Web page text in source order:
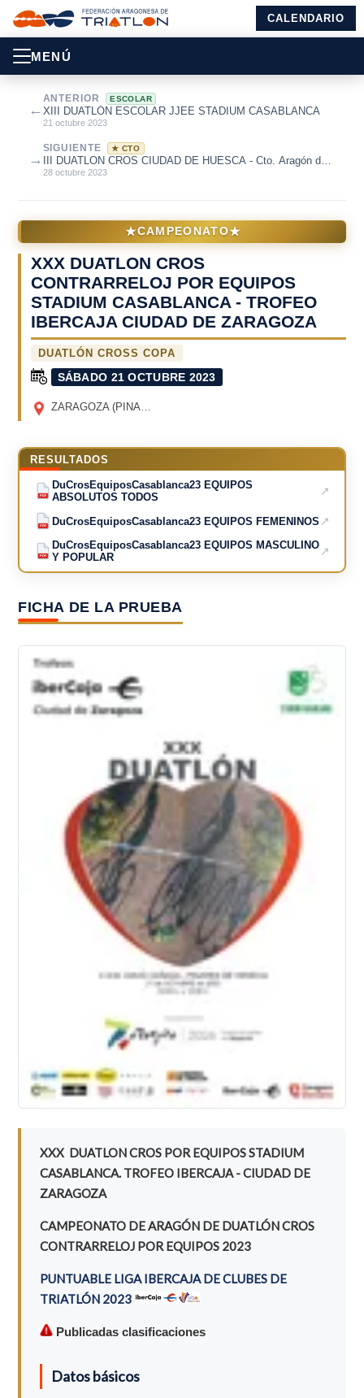
CALENDARIO
MENÚ
←
ANTERIOR ESCOLAR
XIII DUATLÓN ESCOLAR JJEE STADIUM CASABLANCA
21 octubre 2023
SIGUIENTE ★ CTO
III DUATLON CROS CIUDAD DE HUESCA - Cto. Aragón de
Duatlón Cros 2023
28 octubre 2023
→
★CAMPEONATO★
XXX DUATLON CROS
CONTRARRELOJ POR EQUIPOS
STADIUM CASABLANCA - TROFEO
IBERCAJA CIUDAD DE ZARAGOZA
DUATLÓN CROSS COPA
SÁBADO 21 OCTUBRE 2023
RESULTADOS
PDF
DuCrosEquiposCasablanca23 EQUIPOS
ABSOLUTOS TODOS
↗
PDF DuCrosEquiposCasablanca23 EQUIPOS FEMENINOS ↗
PDF
DuCrosEquiposCasablanca23 EQUIPOS MASCULINO
Y POPULAR
↗
FICHA DE LA PRUEBA
XXX DUATLON CROS POR EQUIPOS STADIUM
CASABLANCA. TROFEO IBERCAJA - CIUDAD DE
ZARAGOZA
CAMPEONATO DE ARAGÓN DE DUATLÓN CROS
CONTRARRELOJ POR EQUIPOS 2023
PUNTUABLE LIGA IBERCAJA DE CLUBES DE
TRIATLÓN 2023
Publicadas clasificaciones
Datos básicos